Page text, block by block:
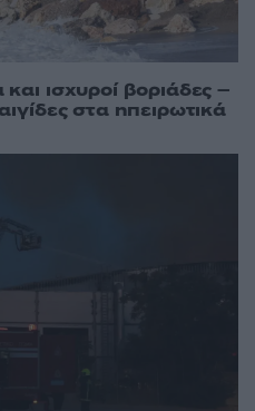
ισχυροί βοριάδες –
στα ηπειρωτικά